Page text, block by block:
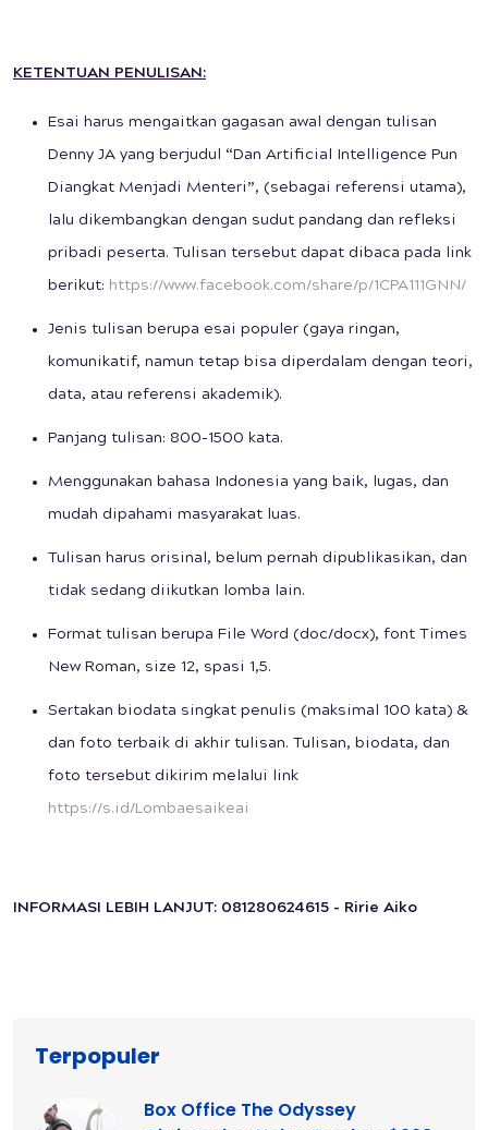
KETENTUAN PENULISAN:
Esai harus mengaitkan gagasan awal dengan tulisan
Denny JA yang berjudul “Dan Artificial Intelligence Pun
Diangkat Menjadi Menteri”, (sebagai referensi utama),
lalu dikembangkan dengan sudut pandang dan refleksi
pribadi peserta. Tulisan tersebut dapat dibaca pada link
berikut: https://www.facebook.com/share/p/1CPA111GNN/
Jenis tulisan berupa esai populer (gaya ringan,
komunikatif, namun tetap bisa diperdalam dengan teori,
data, atau referensi akademik).
Panjang tulisan: 800–1500 kata.
Menggunakan bahasa Indonesia yang baik, lugas, dan
mudah dipahami masyarakat luas.
Tulisan harus orisinal, belum pernah dipublikasikan, dan
tidak sedang diikutkan lomba lain.
Format tulisan berupa File Word (doc/docx), font Times
New Roman, size 12, spasi 1,5.
Sertakan biodata singkat penulis (maksimal 100 kata) &
dan foto terbaik di akhir tulisan. Tulisan, biodata, dan
foto tersebut dikirim melalui link
https://s.id/Lombaesaikeai
INFORMASI LEBIH LANJUT: 081280624615 - Ririe Aiko
Terpopuler
Box Office The Odyssey